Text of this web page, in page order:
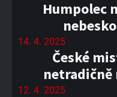
Humpolec
14. 4. 2025
České
netradičně
12. 4. 2025